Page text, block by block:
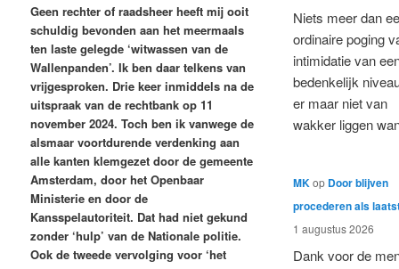
Geen rechter of raadsheer heeft mij ooit
schuldig bevonden aan het meermaals
ten laste gelegde ‘witwassen van de
Wallenpanden’. Ik ben daar telkens van
vrijgesproken. Drie keer inmiddels na de
uitspraak van de rechtbank op 11
november 2024. Toch ben ik vanwege de
alsmaar voortdurende verdenking aan
alle kanten klemgezet door de gemeente
Amsterdam, door het Openbaar
Ministerie en door de
Kansspelautoriteit. Dat had niet gekund
zonder ‘hulp’ van de Nationale politie.
Ook de tweede vervolging voor ‘het
Niets meer dan
ordinaire poging
intimidatie van
bedenkelijk
er maar niet van
wakker liggen
MKop Door blijven
procederen als
1 augustus 2026
Dank voor de